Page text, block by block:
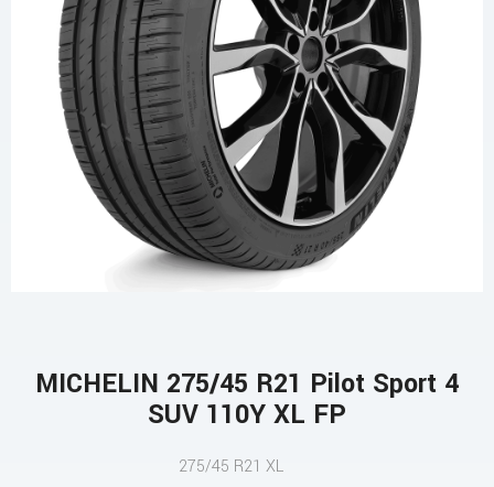
MICHELIN 275/45 R21 Pilot Sport 4
SUV 110Y XL FP
275/45 R21 XL